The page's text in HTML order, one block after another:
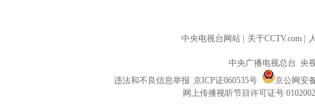
中央电视台网站 关于CCTV.com
中央广播电视总台 央
违法和不良信息举报 京ICP证060535号
京公网安
网上传播视听节目许可证号